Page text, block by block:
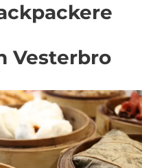
Vesterbro